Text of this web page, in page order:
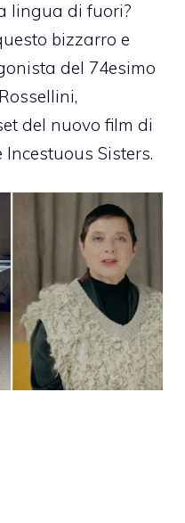
lingua di fuori?
bizzarro e
del 74esimo
del nuovo film di
Sisters.